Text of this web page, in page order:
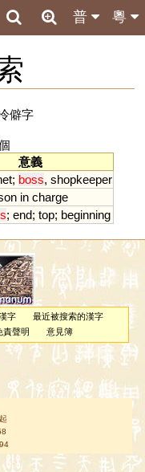
粵
普
僻字
意義
; boss, shopkeeper
in charge
; end; top; beginning
字
最近被搜索的漢字
責聲明 意見簿